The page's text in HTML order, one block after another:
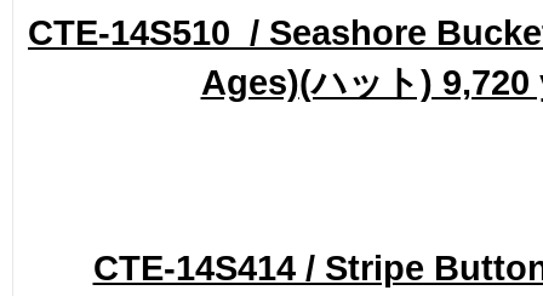
CTE-14S510 / Seashore
Ages)(ハット) 9,720
CTE-14S414 / Stripe